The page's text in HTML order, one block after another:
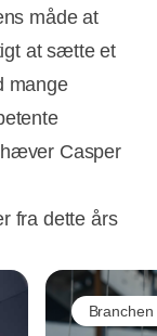
måde at
at sætte et
mange
Casper
fra dette års
Branchen